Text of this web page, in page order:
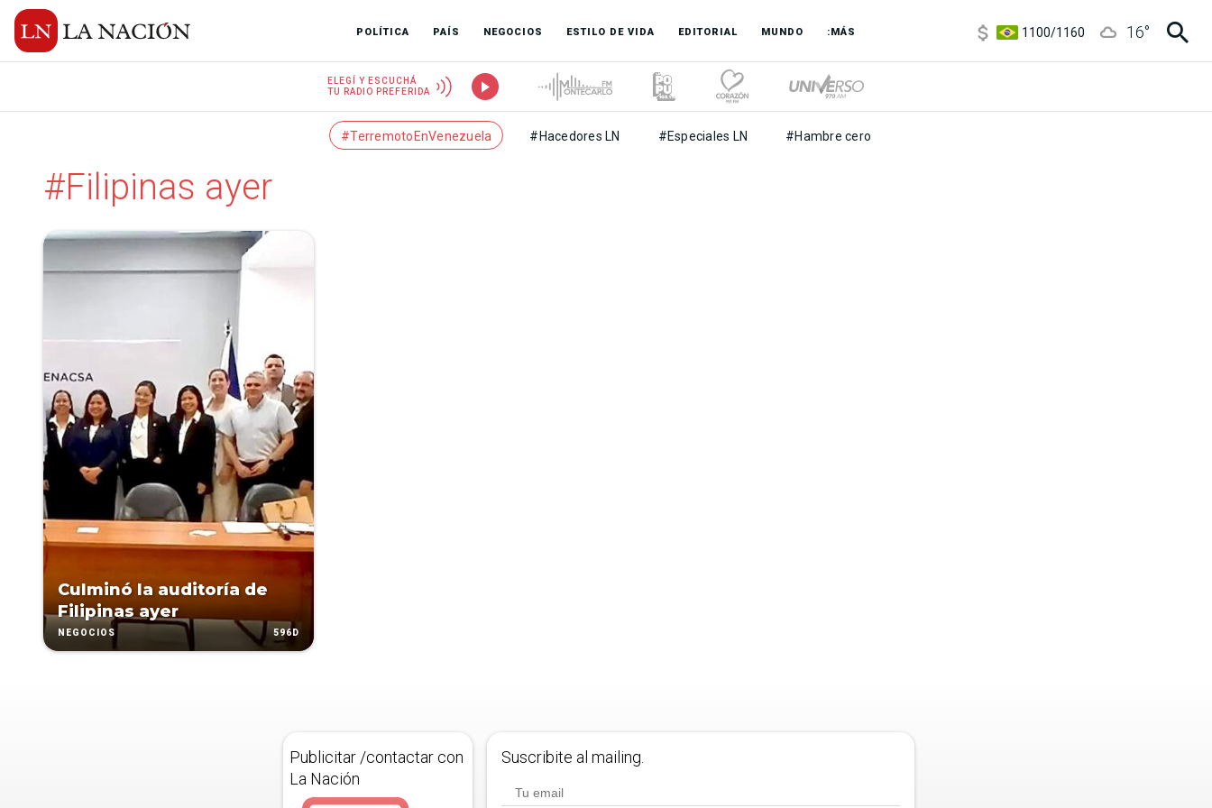
POLÍTICA PAÍS NEGOCIOS ESTILO DE VIDA EDITORIAL MUNDO :MÁS
1100/1160
16°
ELEGÍ Y ESCUCHÁ
TU RADIO PREFERIDA
#TerremotoEnVenezuela #Hacedores LN #Especiales LN #Hambre cero
#Filipinas ayer
Culminó la auditoría de
Filipinas ayer
NEGOCIOS 596D
Publicitar /contactar con
La Nación
Suscribite al mailing.